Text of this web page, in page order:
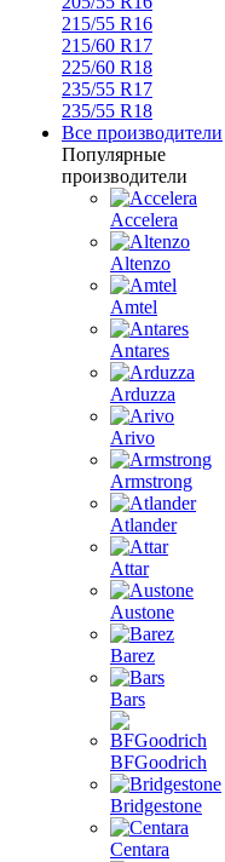
215/55 R16
215/60 R17
225/60 R18
235/55 R17
235/55 R18
Все производители
Популярные
производители
Accelera
Altenzo
Amtel
Antares
Arduzza
Arivo
Armstrong
Atlander
Attar
Austone
Barez
Bars
BFGoodrich
Bridgestone
Centara